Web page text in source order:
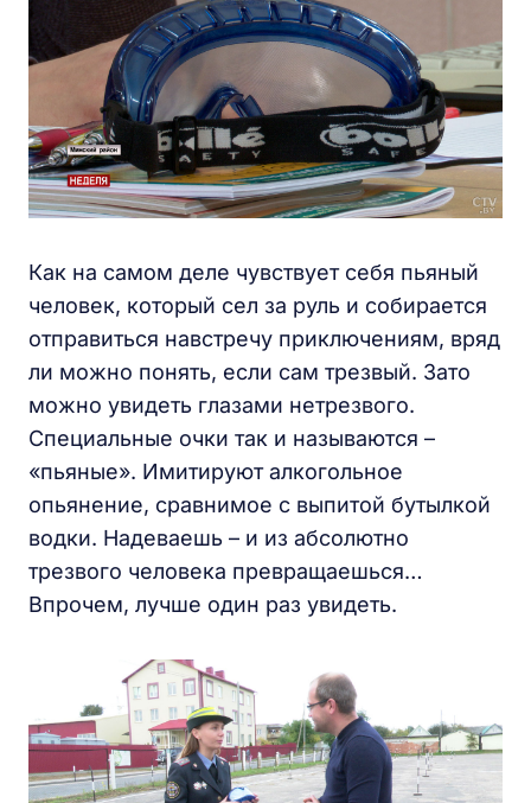
Как на самом деле чувствует себя пьяный
человек, который сел за руль и собирается
отправиться навстречу приключениям, вряд
ли можно понять, если сам трезвый. Зато
можно увидеть глазами нетрезвого.
Специальные очки так и называются –
«пьяные». Имитируют алкогольное
опьянение, сравнимое с выпитой бутылкой
водки. Надеваешь – и из абсолютно
трезвого человека превращаешься…
Впрочем, лучше один раз увидеть.